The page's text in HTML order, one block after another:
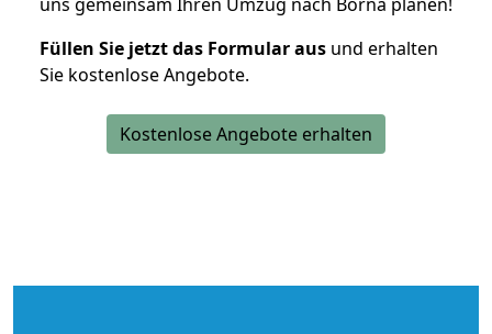
Füllen Sie jetzt das Formular aus und erhalten
Sie kostenlose Angebote.
Kostenlose Angebote erhalten